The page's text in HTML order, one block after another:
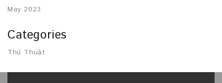
May 2023
Categories
Thủ Thuật